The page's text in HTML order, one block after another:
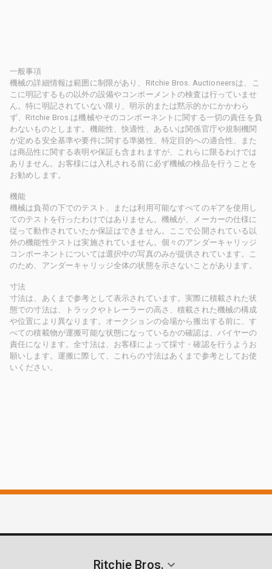
一般事項
機械の詳細情報は範囲に制限があり、Ritchie Bros. Auctioneersは、こ
こに明記するもの以外の設備やコンポーメントの検査は行っていませ
ん。特に明記されていない限り、明示的または黙示的かにかかわら
ず、Ritchie Bros.は機械やそのコンポーネントに関する一切の責任を負
わないものとします。機能性、快適性、あるいは関係官庁や規制機関
が定める安全基準や要件に関する準拠性、特定目的への適合性、また
は商品性に関する表明や保証も含まれますが、これらに限るわけでは
ありません。お客様には入札される前に必ず機械の検品を行うことを
お勧めします。
機能
機械は負荷の下でのテスト、または利用可能なすべてのギアを使用し
てのテストを行ったわけではありません。機械が、メーカーの仕様に
従って動作されていたか保証はできません。ここで公開されている以
外の機能性テストは実施されていません。個々のアンダーキャリッジ
コンポーネントについては選択中の写真のみが提供されています。こ
のため、アンダーキャリッジ全体の状態を示さないことがあります。
寸法
寸法は、あくまで参考として表示されています。実際に積載された状
態での寸法は、トラックやトレーラーの高さ、積載された機械の構成
や位置により異なります。オークションの会場から搬出する前に、す
べての積載物が運搬可能な状態になっているかの確認は、バイヤーの
責任になります。全寸法は、お客様によって採寸・確認を行うようお
願いします。運搬に際して、これらの寸法はあくまで参考としてお使
いください。
Ritchie Bros.